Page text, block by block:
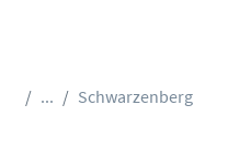
... Schwarzenberg